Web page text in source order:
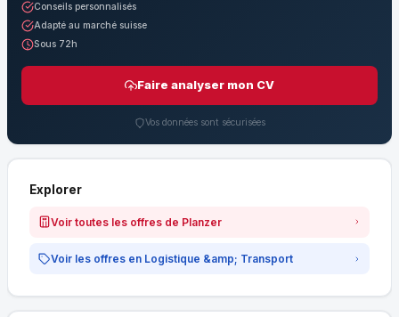
Conseils personnalisés
Adapté au marché suisse
Sous 72h
Faire analyser mon CV
Vos données sont sécurisées
Explorer
Voir toutes les offres de Planzer
Voir les offres en Logistique &amp; Transport